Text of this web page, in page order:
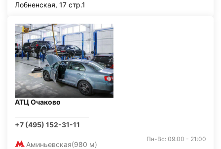
Лобненская, 17 стр.1
АТЦ Очаково
+7 (495) 152-31-11
Аминьевская(980 м)
Пн-Вс: 09:00 - 21:00